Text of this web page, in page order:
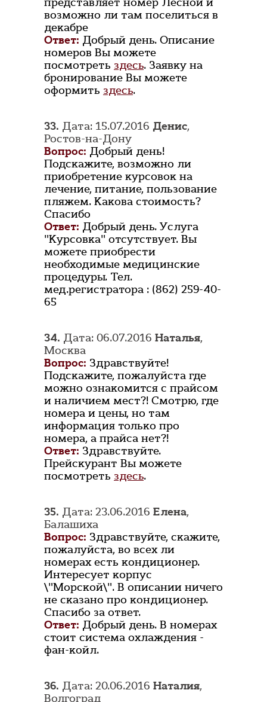
возможно ли там поселиться в
декабре
Ответ: Добрый день. Описание
номеров Вы можете
посмотреть здесь. Заявку на
бронирование Вы можете
оформить здесь.
33. Дата: 15.07.2016 Денис,
Ростов-на-Дону
Вопрос: Добрый день!
Подскажите, возможно ли
приобретение курсовок на
лечение, питание, пользование
пляжем. Какова стоимость?
Спасибо
Ответ: Добрый день. Услуга
"Курсовка" отсутствует. Вы
можете приобрести
необходимые медицинские
процедуры. Тел.
мед.регистратора : (862) 259-40-
65
34. Дата: 06.07.2016 Наталья,
Москва
Вопрос: Здравствуйте!
Подскажите, пожалуйста где
можно ознакомится с прайсом
и наличием мест?! Смотрю, где
номера и цены, но там
информация только про
номера, а прайса нет?!
Ответ: Здравствуйте.
Прейскурант Вы можете
посмотреть здесь.
35. Дата: 23.06.2016 Елена,
Балашиха
Вопрос: Здравствуйте, скажите,
пожалуйста, во всех ли
номерах есть кондиционер.
Интересует корпус
\"Морской\". В описании ничего
не сказано про кондиционер.
Спасибо за ответ.
Ответ: Добрый день. В номерах
стоит система охлаждения -
фан-койл.
36. Дата: 20.06.2016 Наталия,
Волгоград